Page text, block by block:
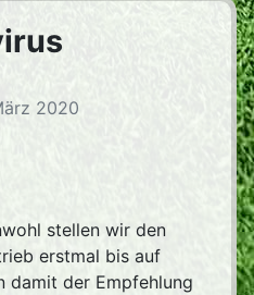
2020
stellen wir den
erstmal bis auf
damit der Empfehlung